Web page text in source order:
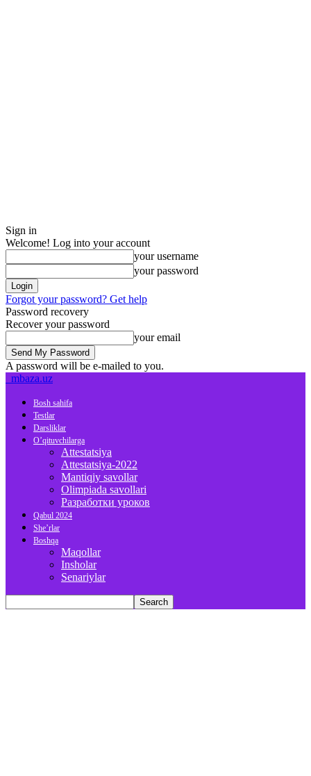
Sign in
Welcome! Log into your account
your username
your password
Forgot your password? Get help
Password recovery
Recover your password
your email
A password will be e-mailed to you.
mbaza.uz
Bosh sahifa
Testlar
Darsliklar
O’qituvchilarga
Attestatsiya
Attestatsiya-2022
Mantiqiy savollar
Olimpiada savollari
Разработки уроков
Qabul 2024
She’rlar
Boshqa
Maqollar
Insholar
Senariylar